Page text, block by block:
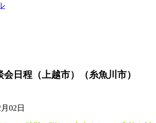
日程（上越市）（糸魚川市）
02日